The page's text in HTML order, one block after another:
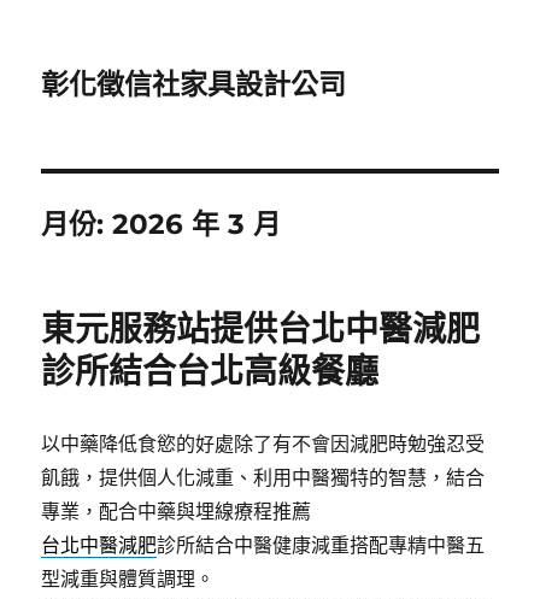
彰化徵信社家具設計公司
月份:2026 年 3 月
東元服務站提供台北中醫減肥
診所結合台北高級餐廳
以中藥降低食慾的好處除了有不會因減肥時勉強忍受
飢餓，提供個人化減重、利用中醫獨特的智慧，結合
專業，配合中藥與埋線療程推薦
台北中醫減肥診所結合中醫健康減重搭配專精中醫五
型減重與體質調理。